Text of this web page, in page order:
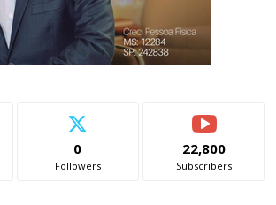
0
Followers
22,800
Subscribers